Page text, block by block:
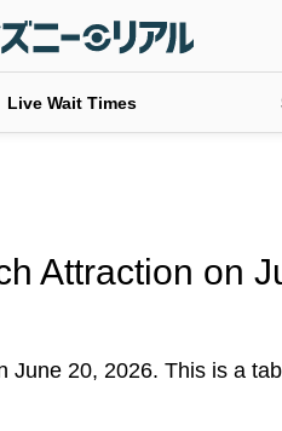
Live Wait Times
Attraction on
20, 2026. This is a